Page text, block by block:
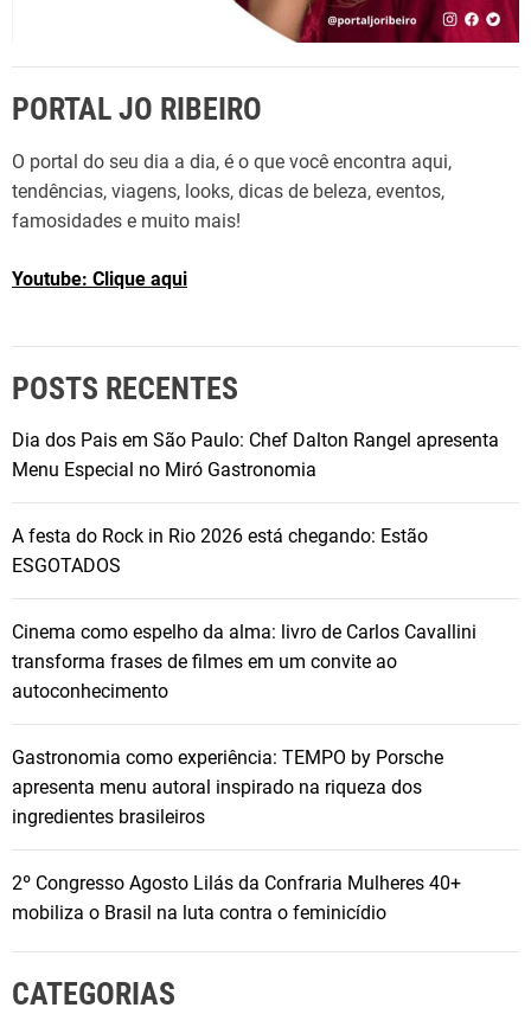
PORTAL JO RIBEIRO
O portal do seu dia a dia, é o que você encontra aqui,
tendências, viagens, looks, dicas de beleza, eventos,
famosidades e muito mais!
Youtube: Clique aqui
POSTS RECENTES
Dia dos Pais em São Paulo: Chef Dalton Rangel apresenta
Menu Especial no Miró Gastronomia
A festa do Rock in Rio 2026 está chegando: Estão
ESGOTADOS
Cinema como espelho da alma: livro de Carlos Cavallini
transforma frases de filmes em um convite ao
autoconhecimento
Gastronomia como experiência: TEMPO by Porsche
apresenta menu autoral inspirado na riqueza dos
ingredientes brasileiros
2º Congresso Agosto Lilás da Confraria Mulheres 40+
mobiliza o Brasil na luta contra o feminicídio
CATEGORIAS